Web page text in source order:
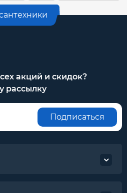
«Укратлантик»
акций и скидок?
рассылку
Подписаться